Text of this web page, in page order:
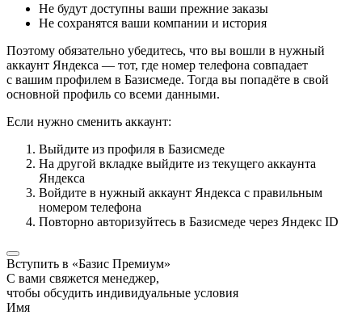
Не будут доступны ваши прежние заказы
Не сохранятся ваши компании и история
Поэтому обязательно убедитесь, что вы вошли в нужный
аккаунт Яндекса — тот, где номер телефона совпадает
с вашим профилем в Базисмеде. Тогда вы попадёте в свой
основной профиль со всеми данными.
Если нужно сменить аккаунт:
Выйдите из профиля в Базисмеде
На другой вкладке выйдите из текущего аккаунта
Яндекса
Войдите в нужный аккаунт Яндекса с правильным
номером телефона
Повторно авторизуйтесь в Базисмеде через Яндекс ID
Вступить в «Базис Премиум»
С вами свяжется менеджер,
чтобы обсудить индивидуальные условия
Имя